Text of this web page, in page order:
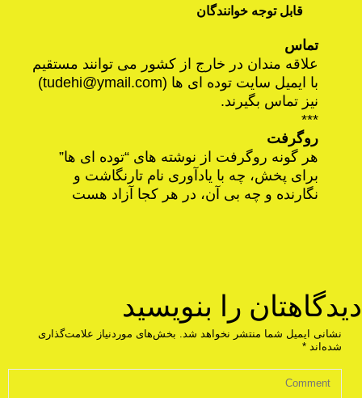
قابل توجه خوانندگان
تماس
علاقه مندان در خارج از کشور می توانند مستقیم
با ایمیل سایت توده ای ها (tudehi@ymail.com
)
نیز تماس بگیرند.
***
روگرفت
هر گونه روگرفت از نوشته های “توده ای ها”
برای پخش، چه با یادآوری نام تارنگاشت و
نگارنده و چه بی آن، در هر کجا آزاد هست
دیدگاهتان را بنویسید
نشانی ایمیل شما منتشر نخواهد شد.
بخش‌های موردنیاز علامت‌گذاری
شده‌اند *